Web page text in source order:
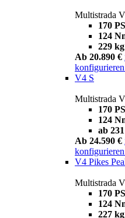
Multistrada
170 PS
124
229 kg
Ab 20.890 €
konfigurieren
V4 S
Multistrada
170 PS
124
ab
Ab 24.590 €
konfigurieren
V4 Pikes
Multistrada
170 PS
124
227 kg